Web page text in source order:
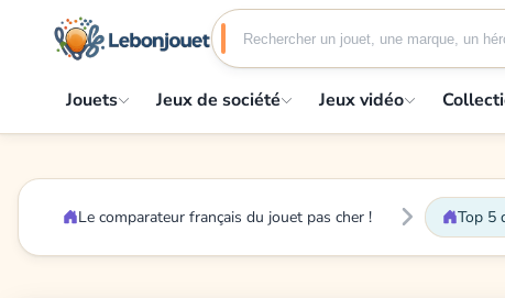
Jouets Jeux de société Jeux vidéo
Le comparateur français du jouet pas cher ! Top 5